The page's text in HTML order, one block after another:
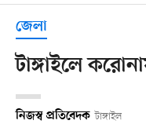
জেলা
টাঙ্গাইলে
নিজস্ব প্রতিবেদক টাঙ্গাইল